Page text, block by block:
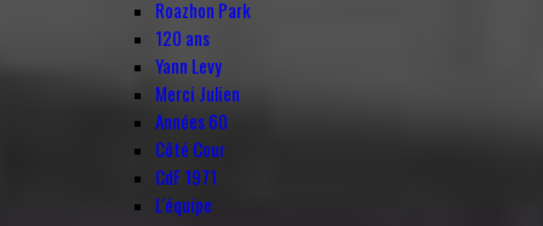
Roazhon Park
120 ans
Yann Levy
Merci Julien
Années 60
Côté Cour
CdF 1971
L'équipe